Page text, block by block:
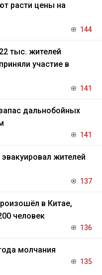
расти цены на
144
тыс. жителей
участие в
141
дальнобойных
141
жителей
137
в Китае,
человек
136
молчания
135